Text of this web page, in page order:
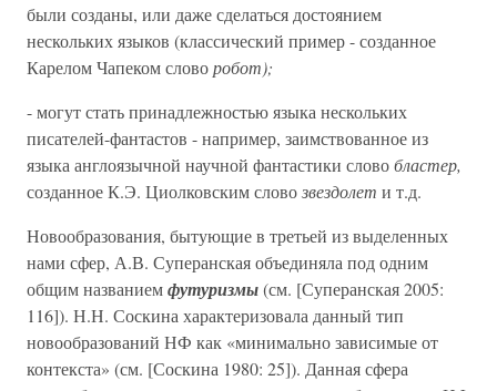
были созданы, или даже сделаться достоянием
нескольких языков (классический пример - созданное
Карелом Чапеком словоробот);
- могут стать принадлежностью языка нескольких
писателей-фантастов - например, заимствованное из
языка англоязычной научной фантастики словобластер,
созданное К.Э. Циолковским словозвездолет и т.д.
Новообразования, бытующие в третьей из выделенных
нами сфер, А.В. Суперанская объединяла под одним
общим названиемфутуризмы(см. [Суперанская 2005:
116]). Н.Н. Соскина характеризовала данный тип
новообразований НФ как «минимально зависимые от
контекста» (см. [Соскина 1980: 25]). Данная сфера